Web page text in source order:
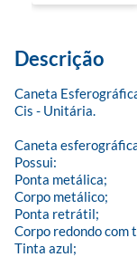
Descrição
Caneta
Cis - Unitária.
Caneta
Possui:
Ponta metálica;
Corpo metálico;
Ponta retrátil;
Corpo redondo com
Tinta azul;